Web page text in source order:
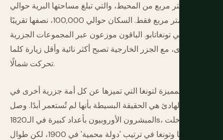
كيلومتر مربع من المحيط، والتي تبلغ مساحتها البرية حوالي
748 كيلومتر مربع فقط. السكان حوالي 100,000، نصفها تقريبًا
يعيشون في تونغاتابو. الباقون موزعون عبر المجموعات الجزرية
الأخرى، مع الجزر الخارجية تصبح أكثر نائية وأقل زيارة كلما
تحركت شمالًا.
السمة المميزة لتونغا التي تميزها عن كل أمة جزرية أخرى في
المحيط الهادئ هي الحقيقة البسيطة بأنها لم تُستعمر أبدًا. وصل
المبشرون الأوروبيون بأعداد كبيرة في الـ1820s، ودخلت
بريطانيا وتونغا في ترتيب 'دولة محمية' في 1900، لكن طوال